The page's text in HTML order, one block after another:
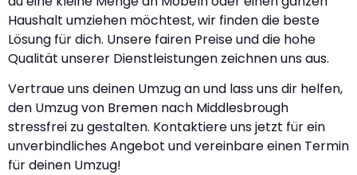
Haushalt umziehen möchtest, wir finden die beste
Lösung für dich. Unsere fairen Preise und die hohe
Qualität unserer Dienstleistungen zeichnen uns aus.
Vertraue uns deinen Umzug an und lass uns dir helfen,
den Umzug von Bremen nach Middlesbrough
stressfrei zu gestalten. Kontaktiere uns jetzt für ein
unverbindliches Angebot und vereinbare einen Termin
für deinen Umzug!